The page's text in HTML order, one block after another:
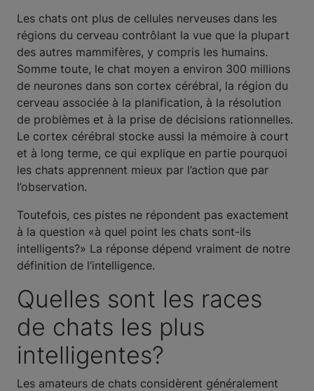
Les chats ont plus de cellules nerveuses dans les
régions du cerveau contrôlant la vue que la plupart
des autres mammifères, y compris les humains.
Somme toute, le chat moyen a environ 300 millions
de neurones dans son cortex cérébral, la région du
cerveau associée à la planification, à la résolution
de problèmes et à la prise de décisions rationnelles.
Le cortex cérébral stocke aussi la mémoire à court
et à long terme, ce qui explique en partie pourquoi
les chats apprennent mieux par l’action que par
l’observation.
Toutefois, ces pistes ne répondent pas exactement
à la question «à quel point les chats sont-ils
intelligents?» La réponse dépend vraiment de notre
définition de l’intelligence.
Quelles sont les races
de chats les plus
intelligentes?
Les amateurs de chats considèrent généralement